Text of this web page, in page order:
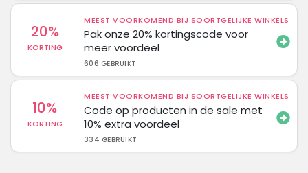
20%
KORTING
MEEST VOORKOMEND BIJ SOORTGELIJKE WINKELS
Pak onze 20% kortingscode voor
meer voordeel
606 GEBRUIKT
10%
KORTING
MEEST VOORKOMEND BIJ SOORTGELIJKE WINKELS
Code op producten in de sale met
10% extra voordeel
334 GEBRUIKT